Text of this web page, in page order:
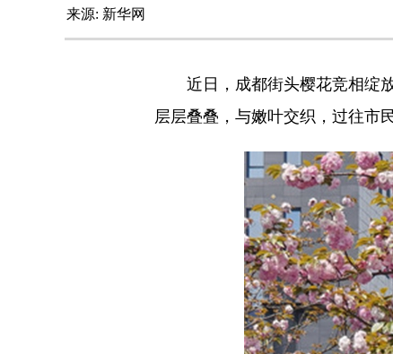
来源: 新华网
近日，成都街头樱花竞相绽放
层层叠叠，与嫩叶交织，过往市